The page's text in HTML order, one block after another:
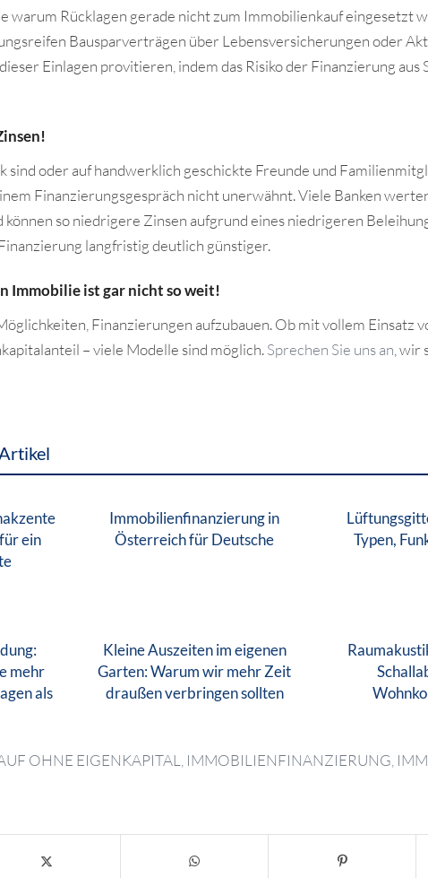
warum Rücklagen gerade nicht zum Immobilienkauf eingesetzt
Bausparverträgen über Lebensversicherungen oder
Einlagen provitieren, indem das Risiko der Finanzierung aus
sind oder auf handwerklich geschickte Freunde und
Finanzierungsgespräch nicht unerwähnt. Viele Banken
können so niedrigere Zinsen aufgrund eines niedrigeren
langfristig deutlich günstiger.
Immobilie ist gar nicht so weit!
Finanzierungen aufzubauen. Ob mit vollem Einsatz
– viele Modelle sind möglich.Sprechen Sie uns an, wir
ein
Immobilienfinanzierung in
Österreich für Deutsche
Typen,
mehr
als
Kleine Auszeiten im eigenen
Garten: Warum wir mehr Zeit
draußen verbringen sollten
OHNE EIGENKAPITAL, IMMOBILIENFINANZIERUNG,